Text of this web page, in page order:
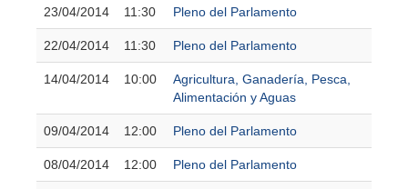
23/04/2014 11:30 Pleno del Parlamento
22/04/2014 11:30 Pleno del Parlamento
14/04/2014 10:00
Agricultura, Ganadería, Pesca,
Alimentación y Aguas
09/04/2014 12:00 Pleno del Parlamento
08/04/2014 12:00 Pleno del Parlamento